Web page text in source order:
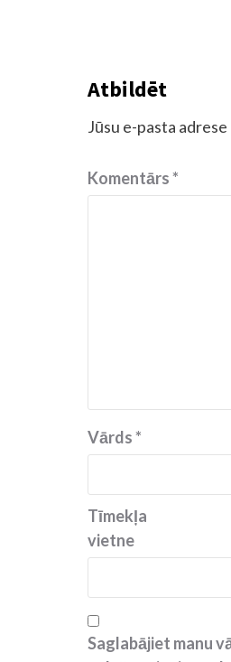
Atbildēt
Jūsu e-pasta
Komentārs*
Vārds*
Tīmekļa
vietne
Saglabājiet manu